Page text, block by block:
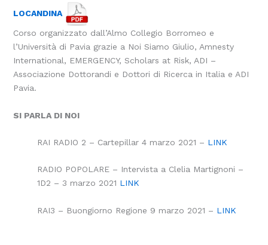
LOCANDINA
Corso organizzato dall’Almo Collegio Borromeo e
l’Università di Pavia grazie a Noi Siamo Giulio, Amnesty
International, EMERGENCY, Scholars at Risk, ADI –
Associazione Dottorandi e Dottori di Ricerca in Italia e ADI
Pavia.
SI PARLA DI NOI
RAI RADIO 2 – Cartepillar 4 marzo 2021 – LINK
RADIO POPOLARE – Intervista a Clelia Martignoni –
1D2 – 3 marzo 2021 LINK
RAI3 – Buongiorno Regione 9 marzo 2021 – LINK